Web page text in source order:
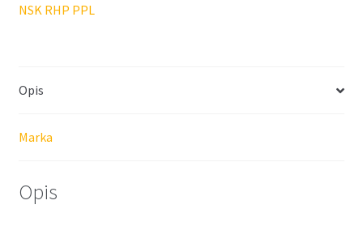
NSK RHP PPL
Opis
Marka
Opis